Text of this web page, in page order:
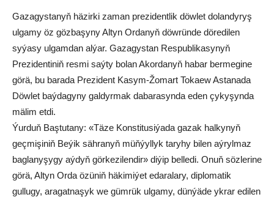
Gazagystanyň häzirki zaman prezidentlik döwlet dolandyryş
ulgamy öz gözbaşyny Altyn Ordanyň döwründe döredilen
syýasy ulgamdan alýar. Gazagystan Respublikasynyň
Prezidentiniň resmi saýty bolan Akordanyň habar bermegine
görä, bu barada Prezident Kasym-Žomart Tokaew Astanada
Döwlet baýdagyny galdyrmak dabarasynda eden çykyşynda
mälim etdi.
Ýurduň Baştutany: «Täze Konstitusiýada gazak halkynyň
geçmişiniň Beýik sähranyň müňýyllyk taryhy bilen aýrylmaz
baglanyşygy aýdyň görkezilendir» diýip belledi. Onuň sözlerine
görä, Altyn Orda özüniň häkimiýet edaralary, diplomatik
gullugy, aragatnaşyk we gümrük ulgamy, dünýäde ykrar edilen